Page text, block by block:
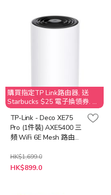
購買指定TP Link路由器, 送
Starbucks $25 電子換領券. 不
接受取消訂單；客人需要退還
贈品 Starbucks $25 之價值
TP-Link - Deco XE75
Pro (1件裝) AXE5400 三
頻 WiFi 6E Mesh 路由器
HK$1,699.0
特
殊
HK$899.0